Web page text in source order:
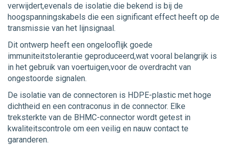
verwijdert,evenals de isolatie die bekend is bij de
hoogspanningskabels die een significant effect heeft op de
transmissie van het lijnsignaal.
Dit ontwerp heeft een ongelooflijk goede
immuniteitstolerantie geproduceerd,wat vooral belangrijk is
in het gebruik van voertuigen,voor de overdracht van
ongestoorde signalen.
De isolatie van de connectoren is HDPE-plastic met hoge
dichtheid en een contraconus in de connector. Elke
treksterkte van de BHMC-connector wordt getest in
kwaliteitscontrole om een veilig en nauw contact te
garanderen.